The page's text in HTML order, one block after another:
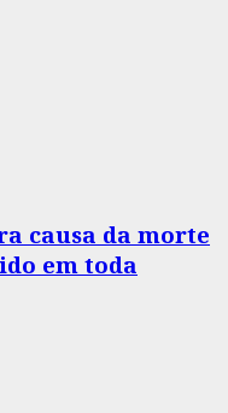
causa da morte
em toda